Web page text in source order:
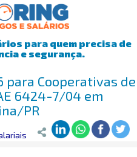
para quem precisa de
e segurança.
para Cooperativas de
6424-7/04 em
PR
Londrina/PR >Cooperativas de